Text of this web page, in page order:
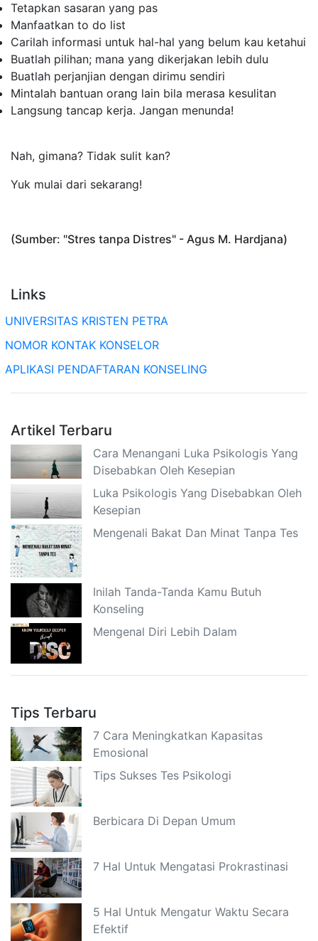
Tetapkan sasaran yang pas
Manfaatkan to do list
Carilah informasi untuk hal-hal yang belum kau ketahui
Buatlah pilihan; mana yang dikerjakan lebih dulu
Buatlah perjanjian dengan dirimu sendiri
Mintalah bantuan orang lain bila merasa kesulitan
Langsung tancap kerja. Jangan menunda!
Nah, gimana? Tidak sulit kan?
Yuk mulai dari sekarang!
(Sumber: "Stres tanpa Distres" - Agus M. Hardjana)
Links
UNIVERSITAS KRISTEN PETRA
NOMOR KONTAK KONSELOR
APLIKASI PENDAFTARAN KONSELING
Artikel Terbaru
Cara Menangani Luka Psikologis Yang
Disebabkan Oleh Kesepian
Luka Psikologis Yang Disebabkan Oleh
Kesepian
Mengenali Bakat Dan Minat Tanpa Tes
Inilah Tanda-Tanda Kamu Butuh
Konseling
Mengenal Diri Lebih Dalam
Tips Terbaru
7 Cara Meningkatkan Kapasitas
Emosional
Tips Sukses Tes Psikologi
Berbicara Di Depan Umum
7 Hal Untuk Mengatasi Prokrastinasi
5 Hal Untuk Mengatur Waktu Secara
Efektif